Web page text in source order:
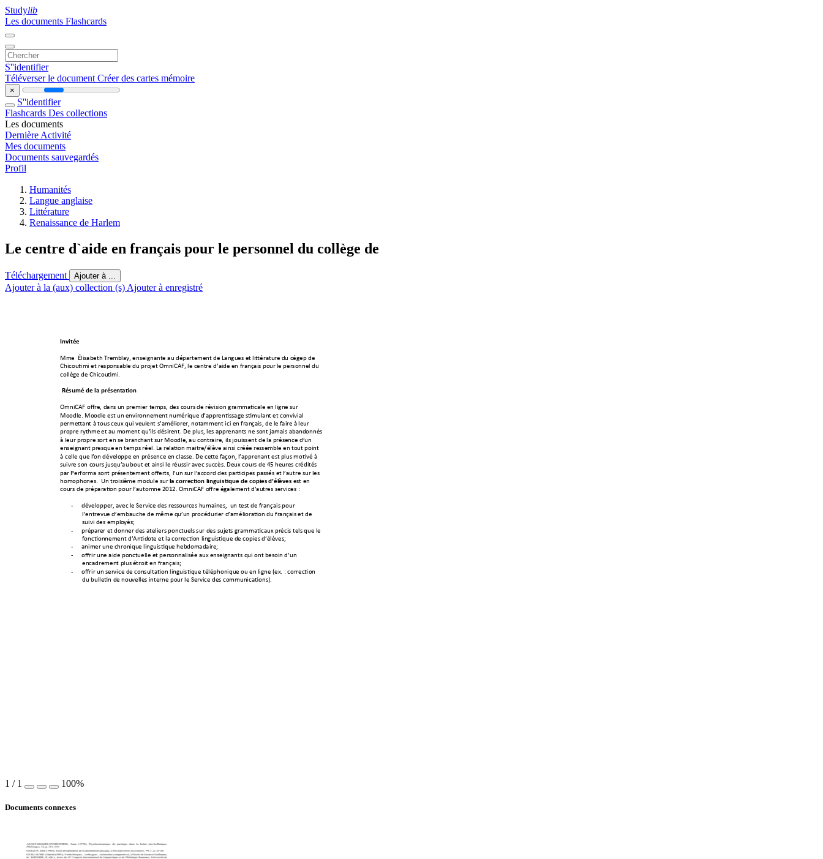
Studylib
Les documents Flashcards
S''identifier
Téléverser le document Créer des cartes mémoire
×
S''identifier
Flashcards Des collections
Les documents
Dernière Activité
Mes documents
Documents sauvegardés
Profil
Humanités
Langue anglaise
Littérature
Renaissance de Harlem
Le centre d`aide en français pour le personnel du collège de
Téléchargement Ajouter à ...
Ajouter à la (aux) collection (s) Ajouter à enregistré
Invitée
Mme  Élisabeth Tremblay, enseignante au département de Langues et littérature du cégep de
Chicoutimi et responsable du projet OmniCAF, le centre d’aide en français pour le personnel du
collège de Chicoutimi.
Résumé de la présentation
OmniCAF offre, dans un premier temps, des cours de révision grammaticale en ligne sur
Moodle. Moodle est un environnement numérique d’apprentissage stimulant et convivial
permettant à tous ceux qui veulent s’améliorer, notamment ici en français, de le faire à leur
propre rythme et au moment qu’ils désirent. De plus, l es apprenants ne sont jamais abandonnés
à leur propre sort en se branchant sur Moodle, au contraire, ils jouissent de la présence d’un
enseignant presque en temps réel. La relation maitre/élève ainsi créée ressemble en tout point
à celle que l’on développe en présence en classe. De cette façon, l’apprenant est plus motivé à
suivre son cours jusqu’au bout et ainsi l e réussir avec succès. Deux cours de 45 heures crédités
par Performa sont présentement offerts , l’un sur l’accord des participes passés et l’autre sur les
homophones.  Un troisième module sur la correction linguistique de copies d’élèves est en
cours de préparation pour l’automne 2012. OmniCAF offre également d’autres services :
- développer, avec le Service des ressources humaines, un test de français pour
l’entrevue d’embauche de même qu’un procédurier d’amélioration du français et de
suivi des employés;
-
préparer et donner des ateliers ponctuels sur des sujets grammaticaux précis tels que le
fonctionnement d’Antidote et la correction linguistique de copies d’élèves;
-
animer une chronique linguistique hebdomadaire;
-
offrir une aide ponctuelle et personnalisée aux enseignants qui ont besoin d’un
encadrement plus étroit en français;
-
offrir un service de consultation linguistique téléphonique ou en ligne (ex. : correction
du bulletin de nouvelles interne pour le Service des communications).
1 / 1 100%
Documents connexes